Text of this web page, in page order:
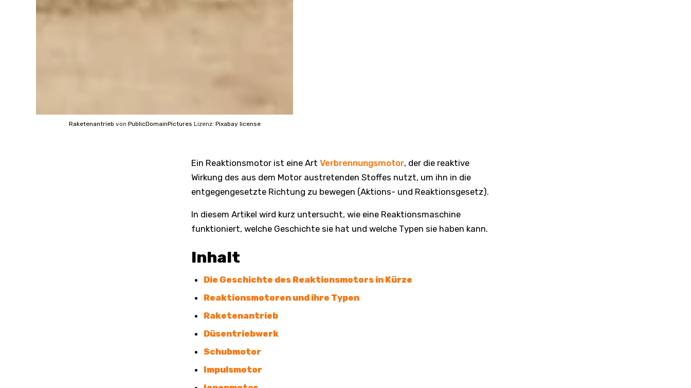
Raketenantrieb von PublicDomainPictures Lizenz: Pixabay license
Ein Reaktionsmotor ist eine Art Verbrennungsmotor, der die reaktive
Wirkung des aus dem Motor austretenden Stoffes nutzt, um ihn in die
entgegengesetzte Richtung zu bewegen (Aktions- und Reaktionsgesetz).
In diesem Artikel wird kurz untersucht, wie eine Reaktionsmaschine
funktioniert, welche Geschichte sie hat und welche Typen sie haben kann.
Inhalt
Die Geschichte des Reaktionsmotors in Kürze
Reaktionsmotoren und ihre Typen
Raketenantrieb
Düsentriebwerk
Schubmotor
Impulsmotor